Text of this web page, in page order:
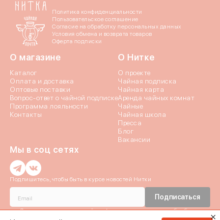
Политика конфиденциальности
Пользовательское соглашение
Согласие на обработку персональных данных
Условия обмена и возврата товаров
Оферта подписки
О магазине
Каталог
Оплата и доставка
Оптовые поставки
Вопрос-ответ о чайной подписке
Программа лояльности
Контакты
О Нитке
О проекте
Чайная подписка
Чайная карта
Аренда чайных комнат
Чайные
Чайная школа
Пресса
Блог
Вакансии
Мы в соц сетях
Подпишитесь, чтобы быть в курсе новостей Нитки
Подписаться
Даю согласие cполитикой конфиденциальностии на обработку
Персональных данных
Мы отправили